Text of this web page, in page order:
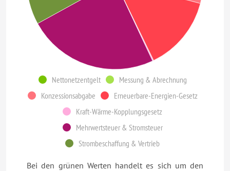
Nettonetzentgelt
Messung & Abrechnung
Konzessionsabgabe
Erneuerbare-Energien-Gesetz
Kraft-Wärme-Kopplungsgesetz
Mehrwertsteuer & Stromsteuer
Strombeschaffung & Vertrieb
Bei den grünen Werten handelt es sich um den